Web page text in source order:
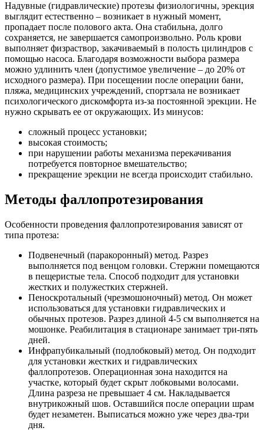
Надувные (гидравлические) протезы физиологичны, эрекция
выглядит естественно – возникает в нужный момент,
пропадает после полового акта. Она стабильна, долго
сохраняется, не завершается самопроизвольно. Роль крови
выполняет физраствор, закачиваемый в полость цилиндров с
помощью насоса. Благодаря возможности выбора размера
можно удлинить член (допустимое увеличение – до 20% от
исходного размера). При посещении после операции бани,
пляжа, медицинских учреждений, спортзала не возникает
психологического дискомфорта из-за постоянной эрекции. Не
нужно скрывать ее от окружающих. Из минусов:
сложный процесс установки;
высокая стоимость;
при нарушении работы механизма перекачивания
потребуется повторное вмешательство;
прекращение эрекции не всегда происходит стабильно.
Методы фаллопротезирования
Особенности проведения фаллопротезирования зависят от
типа протеза:
Подвенечный (паракоронный) метод. Разрез
выполняется под венцом головки. Стержни помещаются
в пещеристые тела. Способ подходит для установки
жестких и полужестких стержней.
Пеноскротальный (чрезмошоночный) метод. Он может
использоваться для установки гидравлических и
обычных протезов. Разрез длиной 4-5 см выполняется на
мошонке. Реабилитация в стационаре занимает три-пять
дней.
Инфрапубикальный (подлобковый) метод. Он подходит
для установки жестких и гидравлических
фаллопротезов. Операционная зона находится на
участке, который будет скрыт лобковыми волосами.
Длина разреза не превышает 4 см. Накладывается
внутрикожный шов. Оставшийся после операции шрам
будет незаметен. Выписаться можно уже через два-три
дня.